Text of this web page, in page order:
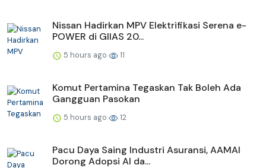
Nissan Hadirkan MPV Elektrifikasi Serena e-
POWER di GIIAS 20...
5 hours ago 11
Komut Pertamina Tegaskan Tak Boleh Ada
Gangguan Pasokan
5 hours ago 12
Pacu Daya Saing Industri Asuransi, AAMAI
Dorong Adopsi AI da...